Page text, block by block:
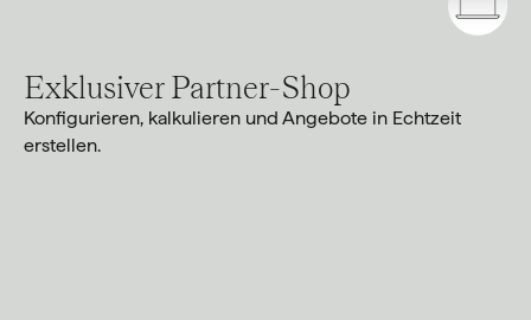
Exklusiver Partner-Shop
Konfigurieren, kalkulieren und Angebote in Echtzeit
erstellen.